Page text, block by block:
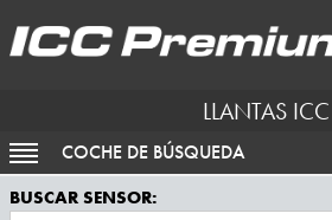
LLANTAS ICC
ACTIVAR NAVEGACIÓN
COCHE DE BÚSQUEDA
BUSCAR SENSOR: